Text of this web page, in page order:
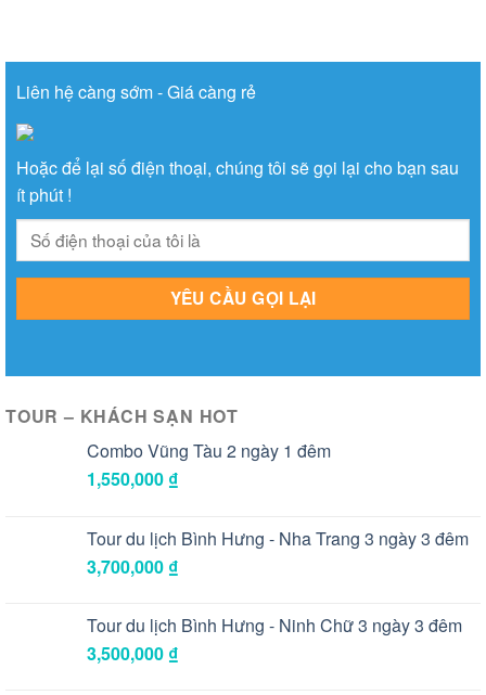
Liên hệ càng sớm - Giá càng rẻ
Hoặc để lại số điện thoại, chúng tôi sẽ gọi lại cho bạn sau
ít phút !
TOUR – KHÁCH SẠN HOT
Combo Vũng Tàu 2 ngày 1 đêm
1,550,000 ₫
Tour du lịch Bình Hưng - Nha Trang 3 ngày 3 đêm
3,700,000 ₫
Tour du lịch Bình Hưng - Ninh Chữ 3 ngày 3 đêm
3,500,000 ₫